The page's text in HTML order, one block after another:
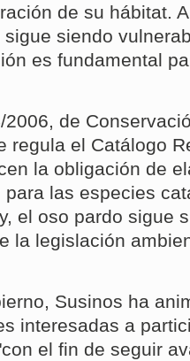
de su hábitat.
siendo
es fundamental
de
regula el Catálogo
la obligación de
las especies
el oso pardo sigue
la legislación
Susinos ha
interesadas a
el fin de seguir